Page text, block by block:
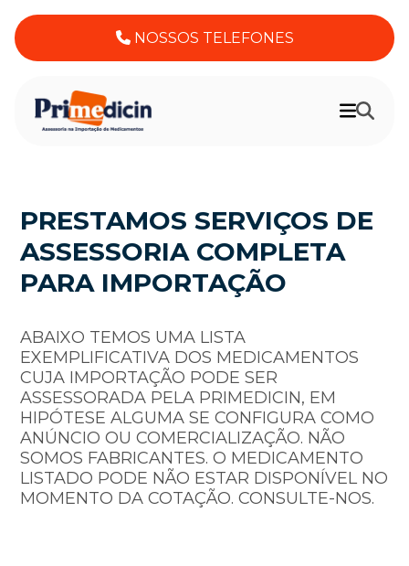
NOSSOS TELEFONES
PRESTAMOS SERVIÇOS DE
ASSESSORIA COMPLETA
PARA IMPORTAÇÃO
ABAIXO TEMOS UMA LISTA
EXEMPLIFICATIVA DOS MEDICAMENTOS
CUJA IMPORTAÇÃO PODE SER
ASSESSORADA PELA PRIMEDICIN, EM
HIPÓTESE ALGUMA SE CONFIGURA COMO
ANÚNCIO OU COMERCIALIZAÇÃO. NÃO
SOMOS FABRICANTES. O MEDICAMENTO
LISTADO PODE NÃO ESTAR DISPONÍVEL NO
MOMENTO DA COTAÇÃO. CONSULTE-NOS.